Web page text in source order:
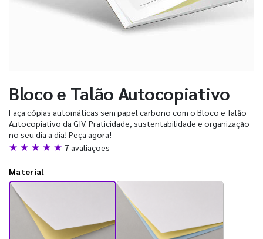
Bloco e Talão Autocopiativo
Faça cópias automáticas sem papel carbono com o Bloco e Talão
Autocopiativo da GIV. Praticidade, sustentabilidade e organização
no seu dia a dia! Peça agora!
★ ★ ★ ★ ★ 7 avaliações
Material